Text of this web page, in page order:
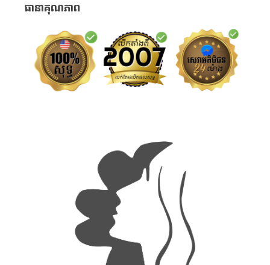
ធានាគុណភាព